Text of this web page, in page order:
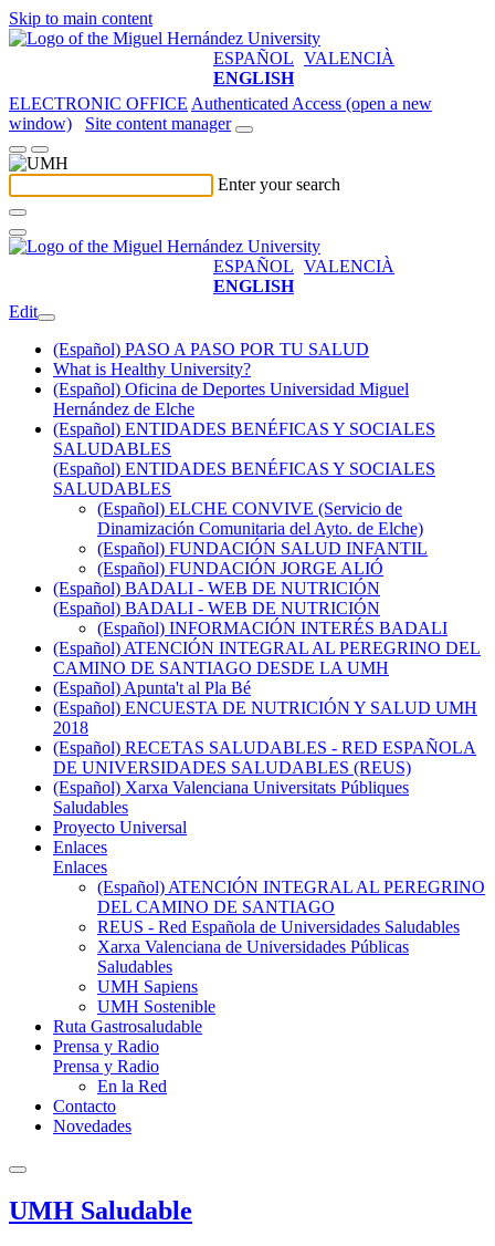
Skip to main content
ESPAÑOL VALENCIÀ
ENGLISH
ELECTRONIC OFFICE Authenticated Access (open a new
window)
Site content manager
Enter your search
ESPAÑOL VALENCIÀ
ENGLISH
Edit
(Español) PASO A PASO POR TU SALUD
What is Healthy University?
(Español) Oficina de Deportes Universidad Miguel
Hernández de Elche
(Español) ENTIDADES BENÉFICAS Y SOCIALES
SALUDABLES
(Español) ENTIDADES BENÉFICAS Y SOCIALES
SALUDABLES
(Español) ELCHE CONVIVE (Servicio de
Dinamización Comunitaria del Ayto. de Elche)
(Español) FUNDACIÓN SALUD INFANTIL
(Español) FUNDACIÓN JORGE ALIÓ
(Español) BADALI - WEB DE NUTRICIÓN
(Español) BADALI - WEB DE NUTRICIÓN
(Español) INFORMACIÓN INTERÉS BADALI
(Español) ATENCIÓN INTEGRAL AL PEREGRINO DEL
CAMINO DE SANTIAGO DESDE LA UMH
(Español) Apunta't al Pla Bé
(Español) ENCUESTA DE NUTRICIÓN Y SALUD UMH
2018
(Español) RECETAS SALUDABLES - RED ESPAÑOLA
DE UNIVERSIDADES SALUDABLES (REUS)
(Español) Xarxa Valenciana Universitats Públiques
Saludables
Proyecto Universal
Enlaces
Enlaces
(Español) ATENCIÓN INTEGRAL AL PEREGRINO
DEL CAMINO DE SANTIAGO
REUS - Red Española de Universidades Saludables
Xarxa Valenciana de Universidades Públicas
Saludables
UMH Sapiens
UMH Sostenible
Ruta Gastrosaludable
Prensa y Radio
Prensa y Radio
En la Red
Contacto
Novedades
UMH Saludable